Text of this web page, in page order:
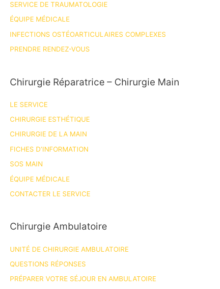
SERVICE DE TRAUMATOLOGIE
ÉQUIPE MÉDICALE
INFECTIONS OSTÉOARTICULAIRES COMPLEXES
PRENDRE RENDEZ-VOUS
Chirurgie Réparatrice – Chirurgie Main
LE SERVICE
CHIRURGIE ESTHÉTIQUE
CHIRURGIE DE LA MAIN
FICHES D’INFORMATION
SOS MAIN
ÉQUIPE MÉDICALE
CONTACTER LE SERVICE
Chirurgie Ambulatoire
UNITÉ DE CHIRURGIE AMBULATOIRE
QUESTIONS RÉPONSES
PRÉPARER VOTRE SÉJOUR EN AMBULATOIRE